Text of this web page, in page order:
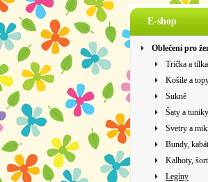
E-shop
Oblečení pro
Trička a tílka
Košile a
Sukně
Šaty a tuniky
Svetry a
Bundy,
Kalhoty,
Legíny